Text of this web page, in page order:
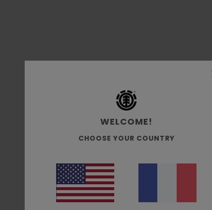
WELCOME!
CHOOSE YOUR COUNTRY